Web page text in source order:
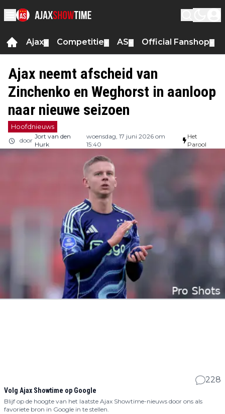
Ajax Competitie AS Official Fanshop
Ajax neemt afscheid van
Zinchenko en Weghorst in aanloop
naar nieuwe seizoen
Hoofdnieuws
door
Jort van den
Hurk
woensdag, 17 juni 2026 om
15:40
Het
Parool
228
Volg Ajax Showtime op Google
Blijf op de hoogte van het laatste Ajax Showtime-nieuws door ons als
favoriete bron in Google in te stellen.